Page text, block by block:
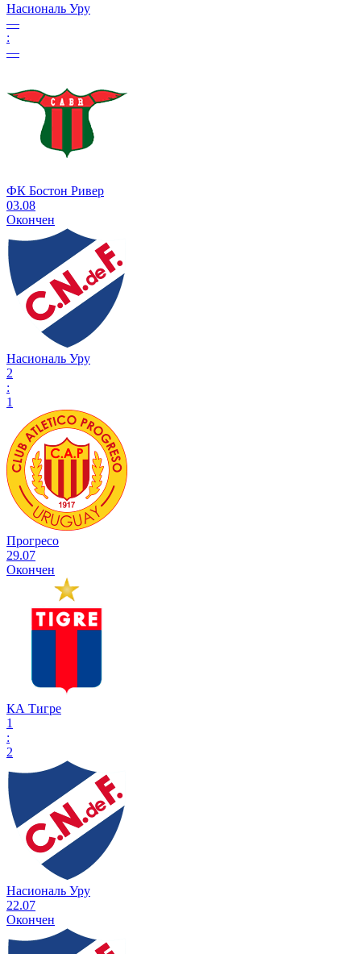
Насиональ Уру
—
:
—
ФК Бостон Ривер
03.08
Окончен
Насиональ Уру
2
:
1
Прогресо
29.07
Окончен
КА Тигре
1
:
2
Насиональ Уру
22.07
Окончен